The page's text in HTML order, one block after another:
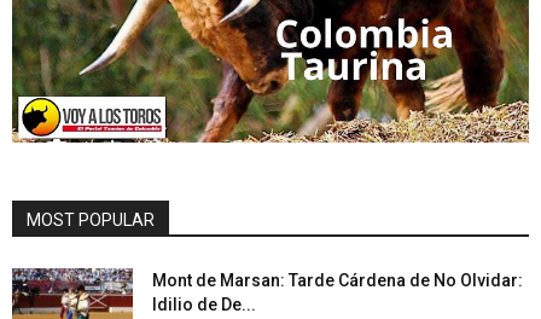
MOST POPULAR
Mont de Marsan: Tarde Cárdena de No Olvidar:
Idilio de De...